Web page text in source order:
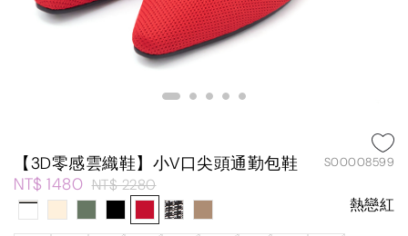
【3D零感雲織鞋】小V口尖頭通勤包鞋 S00008599
NT$ 1480 NT$ 2280
熱戀紅